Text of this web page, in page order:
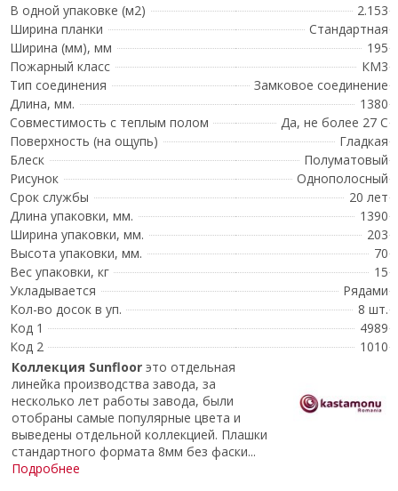
В одной упаковке (м2)
2.153
Ширина планки
Стандартная
Ширина (мм), мм
195
Пожарный класс
КМ3
Тип соединения
Замковое соединение
Длина, мм.
1380
Совместимость с теплым полом
Да, не более 27 С
Поверхность (на ощупь)
Гладкая
Блеск
Полуматовый
Рисунок
Однополосный
Срок службы
20 лет
Длина упаковки, мм.
1390
Ширина упаковки, мм.
203
Высота упаковки, мм.
70
Вес упаковки, кг
15
Укладывается
Рядами
Кол-во досок в уп.
8 шт.
Код 1
4989
Код 2
1010
Коллекция Sunfloor это отдельная
линейка производства завода, за
несколько лет работы завода, были
отобраны самые популярные цвета и
выведены отдельной коллекцией. Плашки
стандартного формата 8мм без фаски...
Подробнее